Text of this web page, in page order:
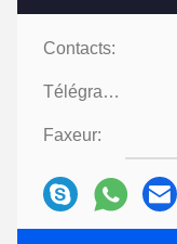
Contacts:
Télégramme:
Faxeur: